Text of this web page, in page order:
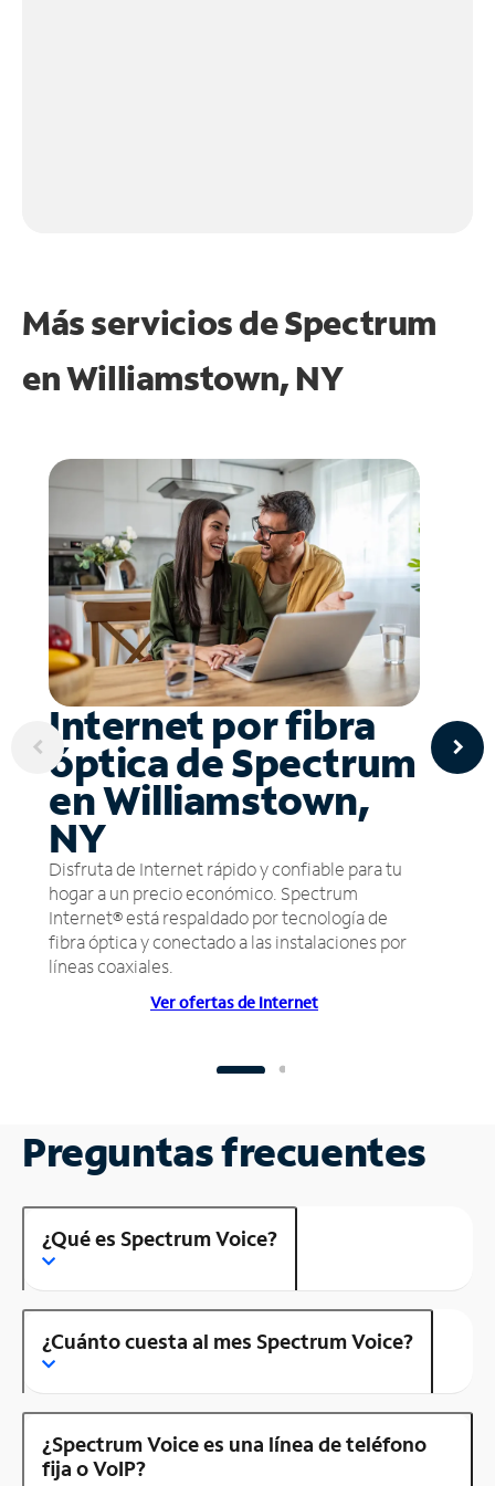
Más servicios de Spectrum
enWilliamstown, NY
Internet por fibra
óptica de Spectrum
en Williamstown,
NY
Disfruta de Internet rápido y confiable para tu
hogar a un precio económico. Spectrum
Internet® está respaldado por tecnología de
fibra óptica y conectado a las instalaciones por
líneas coaxiales.
Ver ofertas de Internet
Preguntas frecuentes
¿Qué es Spectrum Voice?
¿Cuánto cuesta al mes Spectrum Voice?
¿Spectrum Voice es una línea de teléfono
fija o VoIP?